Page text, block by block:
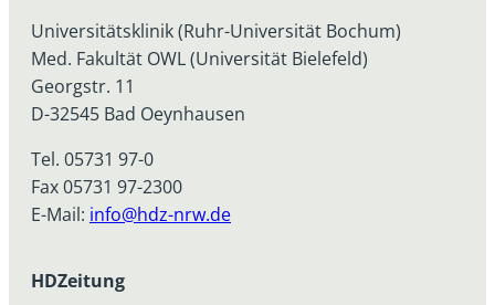
Universitätsklinik (Ruhr-Universität Bochum)
Med. Fakultät OWL (Universität Bielefeld)
Georgstr. 11
D-32545 Bad Oeynhausen
Tel. 05731 97-0
Fax 05731 97-2300
E-Mail: info@hdz-nrw.de
HDZeitung